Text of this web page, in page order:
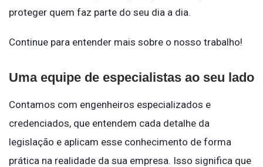
proteger quem faz parte do seu dia a dia.
Continue para entender mais sobre o nosso trabalho!
Uma equipe de especialistas ao seu lado
Contamos com engenheiros especializados e
credenciados, que entendem cada detalhe da
legislação e aplicam esse conhecimento de forma
prática na realidade da sua empresa. Isso significa que